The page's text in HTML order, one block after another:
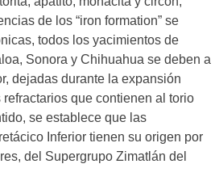
de los “iron formation” se
todos los yacimientos de
Sonora y Chihuahua se deben a
dejadas durante la expansión
que contienen al torio
se establece que las
Inferior tienen su origen por
del Supergrupo Zimatlán del